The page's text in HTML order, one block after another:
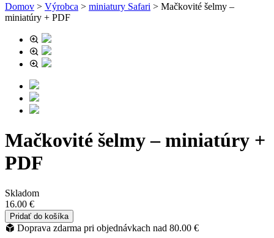
Domov > Výrobca > miniatury Safari > Mačkovité šelmy –
miniatúry + PDF
Mačkovité šelmy – miniatúry +
PDF
Skladom
16.00 €
množstvo
Mačkovité
Pridať do košíka
Doprava zdarma pri objednávkach nad 80.00 €